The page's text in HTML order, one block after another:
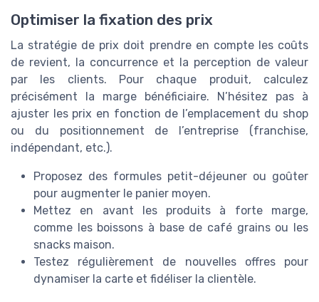
Optimiser la fixation des prix
La stratégie de prix doit prendre en compte les coûts
de revient, la concurrence et la perception de valeur
par les clients. Pour chaque produit, calculez
précisément la marge bénéficiaire. N’hésitez pas à
ajuster les prix en fonction de l’emplacement du shop
ou du positionnement de l’entreprise (franchise,
indépendant, etc.).
Proposez des formules petit-déjeuner ou goûter
pour augmenter le panier moyen.
Mettez en avant les produits à forte marge,
comme les boissons à base de café grains ou les
snacks maison.
Testez régulièrement de nouvelles offres pour
dynamiser la carte et fidéliser la clientèle.